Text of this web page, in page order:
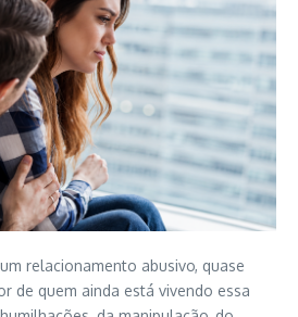
relacionamento abusivo, quase
de quem ainda está vivendo essa